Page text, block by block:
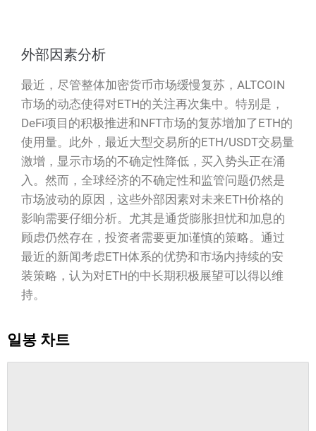
外部因素分析
最近，尽管整体加密货币市场缓慢复苏，ALTCOIN
市场的动态使得对ETH的关注再次集中。特别是，
DeFi项目的积极推进和NFT市场的复苏增加了ETH的
使用量。此外，最近大型交易所的ETH/USDT交易量
激增，显示市场的不确定性降低，买入势头正在涌
入。然而，全球经济的不确定性和监管问题仍然是
市场波动的原因，这些外部因素对未来ETH价格的
影响需要仔细分析。尤其是通货膨胀担忧和加息的
顾虑仍然存在，投资者需要更加谨慎的策略。通过
最近的新闻考虑ETH体系的优势和市场内持续的安
装策略，认为对ETH的中长期积极展望可以得以维
持。
일봉 차트